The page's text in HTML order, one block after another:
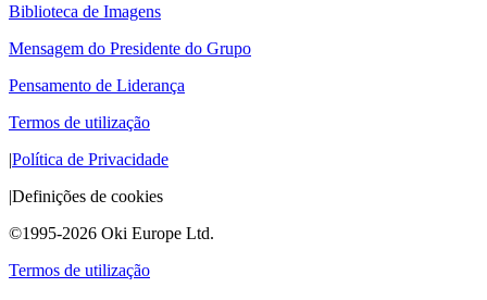
Biblioteca de Imagens
Mensagem do Presidente do Grupo
Pensamento de Liderança
Termos de utilização
|Política de Privacidade
|Definições de cookies
©1995-2026 Oki Europe Ltd.
Termos de utilização